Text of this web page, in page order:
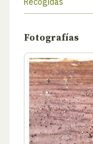
Fotografías